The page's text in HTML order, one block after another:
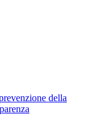
della